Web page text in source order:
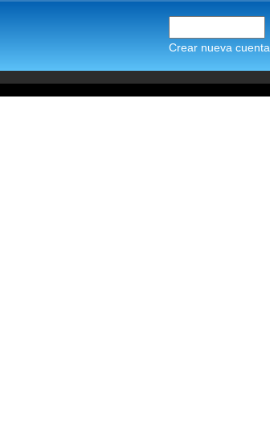
Crear nueva cuenta